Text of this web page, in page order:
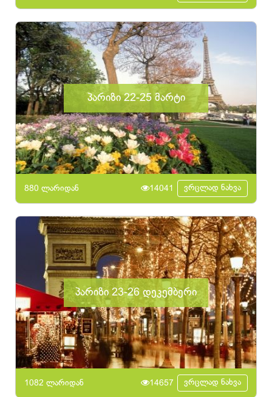
პარიზი 22-25 მარტი
880 ლარიდან 14041 ვრცლად ნახვა
პარიზი 23-26 დეკემბერი
1082 ლარიდან 14657 ვრცლად ნახვა